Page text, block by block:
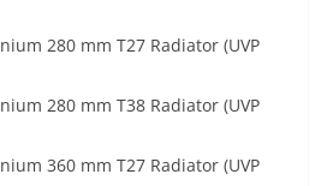
280 mm T27 Radiator (UVP
280 mm T38 Radiator (UVP
360 mm T27 Radiator (UVP